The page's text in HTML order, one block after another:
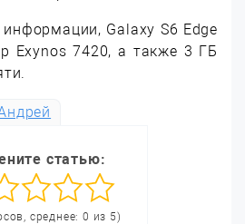
Galaxy S6 Edge
Exynos 7420, а также 3 ГБ
статью:
среднее: 0 из 5)